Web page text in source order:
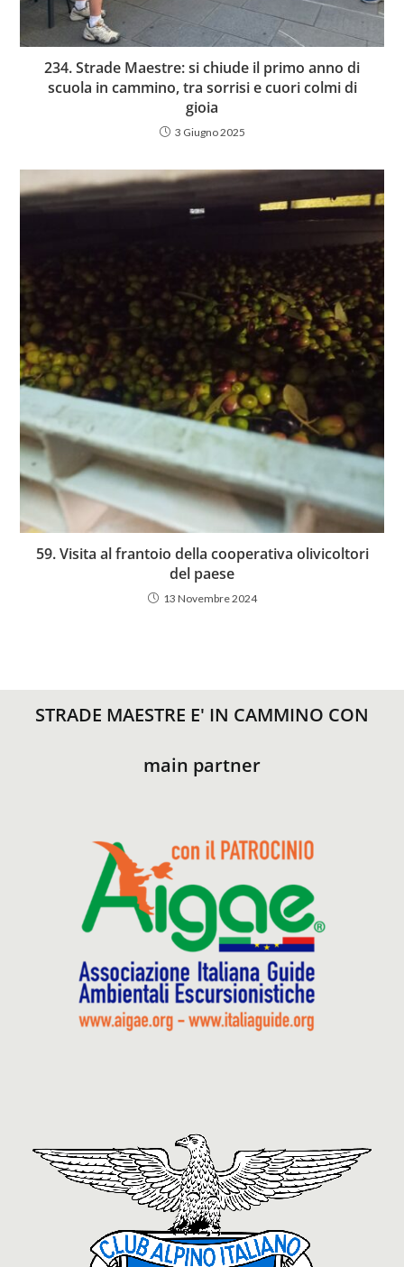
234. Strade Maestre: si chiude il primo anno di
scuola in cammino, tra sorrisi e cuori colmi di
gioia
3 Giugno 2025
59. Visita al frantoio della cooperativa olivicoltori
del paese
13 Novembre 2024
STRADE MAESTRE E' IN CAMMINO CON
main partner